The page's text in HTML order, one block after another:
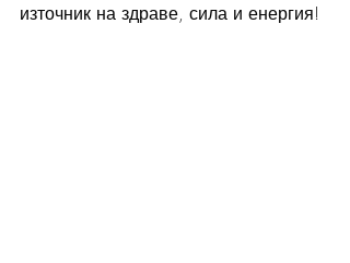
източник на здраве, сила и енергия!